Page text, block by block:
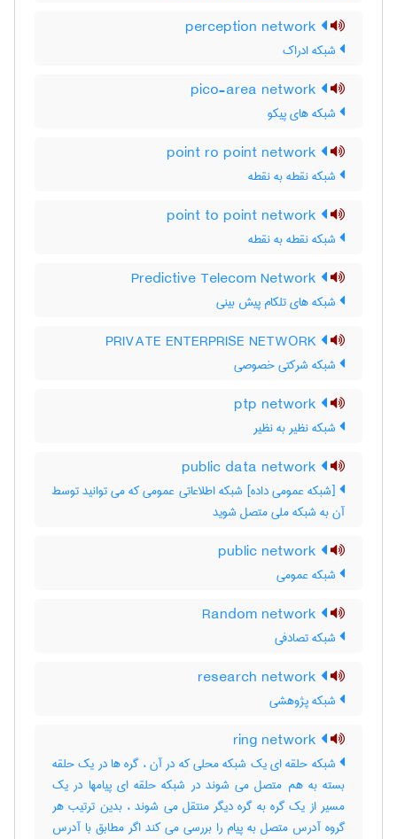
شبکه ادراک
شبکه های پیکو
شبکه نقطه به نقطه
شبکه نقطه به نقطه
شبکه های تلکام پیش بینی
شبکه شرکتی خصوصی
شبکه نظیر به نظیر
[شبکه عمومی داده] شبکه اطلاعاتی عمومی که می توانید توسط
آن به شبکه ملی متصل شوید
شبکه عمومی
شبکه تصادفی
شبکه پژوهشی
شبکه حلقه ای یک شبکه محلی که در آن ، گره ها در یک حلقه
بسته به هم متصل می شوند در شبکه حلقه ای پیامها در یک
مسیر از یک گره به گره دیگر منتقل می شوند ، بدین ترتیب هر
گروه آدرس متصل به پیام را بررسی می کند اگر مطابق با آدرس